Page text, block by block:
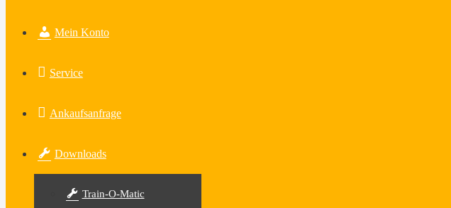
Mein Konto
Service
Ankaufsanfrage
Downloads
Train-O-Matic